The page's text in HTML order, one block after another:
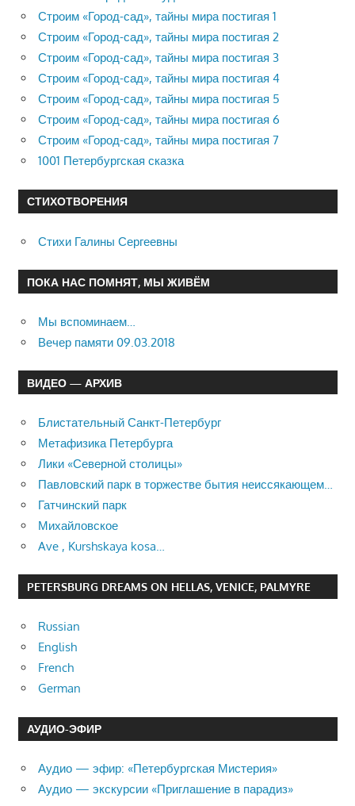
Строим «Город-сад», тайны мира постигая 1
Строим «Город-сад», тайны мира постигая 2
Строим «Город-сад», тайны мира постигая 3
Строим «Город-сад», тайны мира постигая 4
Строим «Город-сад», тайны мира постигая 5
Строим «Город-сад», тайны мира постигая 6
Строим «Город-сад», тайны мира постигая 7
1001 Петербургская сказка
СТИХОТВОРЕНИЯ
Стихи Галины Сергеевны
ПОКА НАС ПОМНЯТ, МЫ ЖИВЁМ
Мы вспоминаем…
Вечер памяти 09.03.2018
ВИДЕО — АРХИВ
Блистательный Санкт-Петербург
Метафизика Петербурга
Лики «Северной столицы»
Павловский парк в торжестве бытия неиссякающем…
Гатчинский парк
Михайловское
Ave , Kurshskaya kosa…
PETERSBURG DREAMS ON HELLAS, VENICE, PALMYRE
Russian
English
French
German
АУДИО-ЭФИР
Аудио — эфир: «Петербургская Мистерия»
Аудио — экскурсии «Приглашение в парадиз»